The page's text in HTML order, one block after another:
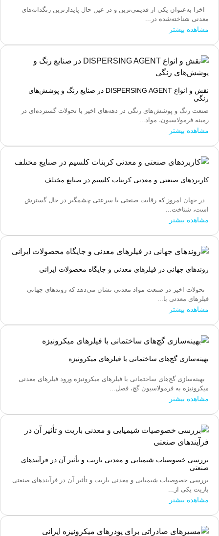
اخرا به‌عنوان یکی از قدیمی‌ترین و در عین حال پایدارترین رنگدانه‌های
معدنی شناخته‌شده در...
مشاهده بیشتر
نقش و انواع DISPERSING AGENT در صنایع رنگ و پوشش‌های
رنگی
صنعت رنگ و پوشش‌های رنگی در دهه‌های اخیر با تحولات گسترده‌ای در
زمینه فرمولاسیون، مواد...
مشاهده بیشتر
کاربردهای صنعتی و معدنی کربنات کلسیم در صنایع مختلف
در جهان امروز که رقابت صنعتی با سرعتی چشمگیر در حال گسترش
است، شناخت...
مشاهده بیشتر
روندهای جهانی در فیلرهای معدنی و جایگاه محصولات ایرانی
تحولات اخیر در صنعت مواد معدنی نشان می‌دهد که روندهای جهانی
فیلرهای معدنی با...
مشاهده بیشتر
بهینه‌سازی گچ‌های ساختمانی با فیلرهای میکرونیزه
بهینه‌سازی گچ‌های ساختمانی با فیلرهای میکرونیزه ورود فیلرهای معدنی
میکرونیزه به فرمولاسیون گچ، فصل...
مشاهده بیشتر
بررسی خصوصیات شیمیایی و معدنی باریت و تأثیر آن در فرآیندهای
صنعتی
بررسی خصوصیات شیمیایی و معدنی باریت و تأثیر آن در فرآیندهای صنعتی
باریت یکی از...
مشاهده بیشتر